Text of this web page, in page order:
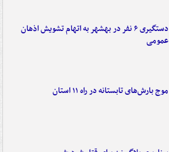
دستگیری ۶ نفر در بهشهر به اتهام تشویش اذهان
عمومی
موج بارش‌های تابستانه در راه ۱۱ استان